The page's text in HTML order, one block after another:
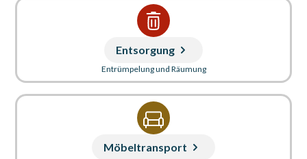
Entsorgung
Entrümpelung und Räumung
Möbeltransport